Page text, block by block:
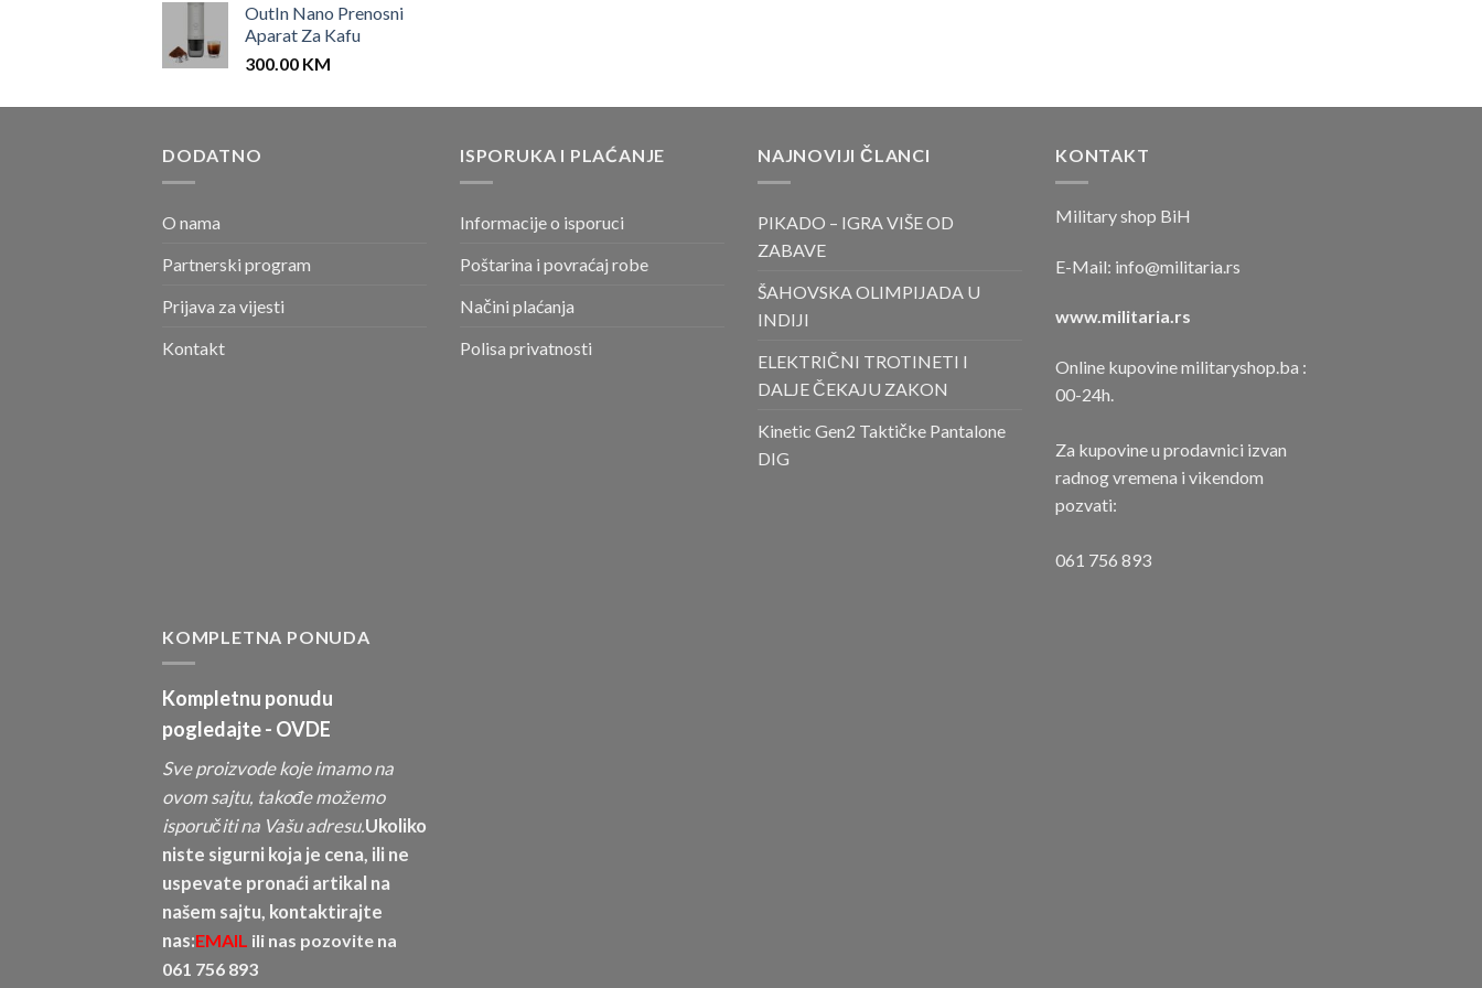
OutIn Nano Prenosni
Aparat Za Kafu
300.00 KM
DODATNO
O nama
Partnerski program
Prijava za vijesti
Kontakt
ISPORUKA I PLAĆANJE
Informacije o isporuci
Poštarina i povraćaj robe
Načini plaćanja
Polisa privatnosti
NAJNOVIJI ČLANCI
PIKADO – IGRA VIŠE OD
ZABAVE
ŠAHOVSKA OLIMPIJADA U
INDIJI
ELEKTRIČNI TROTINETI I
DALJE ČEKAJU ZAKON
Kinetic Gen2 Taktičke Pantalone
DIG
KONTAKT
Military shop BiH
E-Mail: info@militaria.rs
www.militaria.rs
Online kupovine militaryshop.ba :
00-24h.
Za kupovine u prodavnici izvan
radnog vremena i vikendom
pozvati:
061 756 893
KOMPLETNA PONUDA
Kompletnu ponudu
pogledajte - OVDE
Sve proizvode koje imamo na
ovom sajtu, takođe možemo
isporučiti na Vašu adresu.Ukoliko
niste sigurni koja je cena, ili ne
uspevate pronaći artikal na
našem sajtu, kontaktirajte
nas:EMAIL ili nas pozovite na
061 756 893